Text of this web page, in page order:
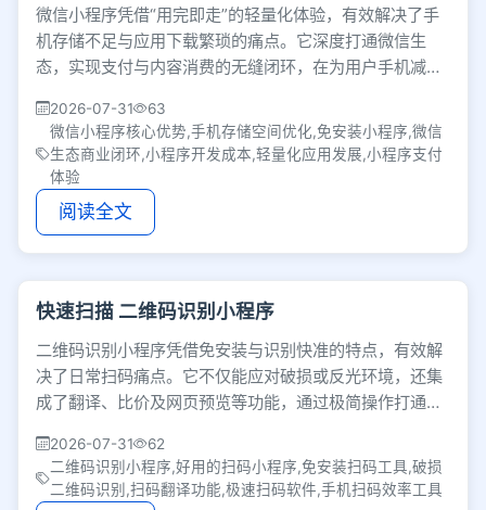
微信小程序凭借“用完即走”的轻量化体验，有效解决了手
机存储不足与应用下载繁琐的痛点。它深度打通微信生
态，实现支付与内容消费的无缝闭环，在为用户手机减负
2026-07-31
63
微信小程序核心优势,手机存储空间优化,免安装小程序,微信
生态商业闭环,小程序开发成本,轻量化应用发展,小程序支付
体验
阅读全文
快速扫描 二维码识别小程序
二维码识别小程序凭借免安装与识别快准的特点，有效解
决了日常扫码痛点。它不仅能应对破损或反光环境，还集
成了翻译、比价及网页预览等功能，通过极简操作打通扫
2026-07-31
62
二维码识别小程序,好用的扫码小程序,免安装扫码工具,破损
二维码识别,扫码翻译功能,极速扫码软件,手机扫码效率工具